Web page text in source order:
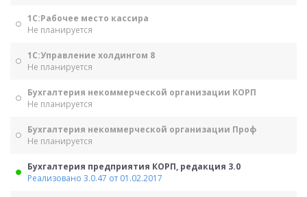
1С:Рабочее место кассира
Не планируется
1С:Управление холдингом 8
Не планируется
Бухгалтерия некоммерческой организации КОРП
Не планируется
Бухгалтерия некоммерческой организации Проф
Не планируется
Бухгалтерия предприятия КОРП, редакция 3.0
Реализовано 3.0.47 от 01.02.2017